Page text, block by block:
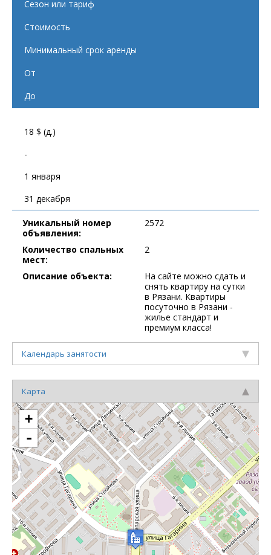
Сезон или тариф
Стоимость
Минимальный срок аренды
От
До
18 $ (д.)
-
1 января
31 декабря
Уникальный номер
объявления:
2572
Количество спальных
мест:
2
Описание объекта:
На сайте можно сдать и
снять квартиру на сутки
в Рязани. Квартиры
посуточно в Рязани -
жилье стандарт и
премиум класса!
Календарь занятости
Карта
+
-